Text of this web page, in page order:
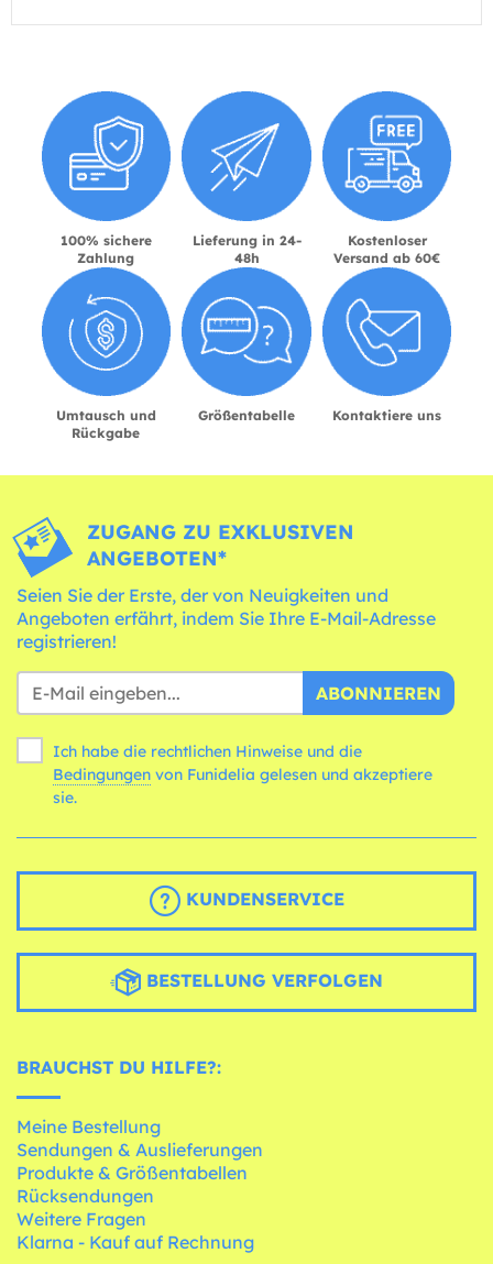
100% sichere
Zahlung
Lieferung in 24-
48h
Kostenloser
Versand ab 60€
Umtausch und
Rückgabe
Größentabelle Kontaktiere uns
ZUGANG ZU EXKLUSIVEN
ANGEBOTEN*
Seien Sie der Erste, der von Neuigkeiten und
Angeboten erfährt, indem Sie Ihre E-Mail-Adresse
registrieren!
ABONNIEREN
Ich habe die rechtlichen Hinweise und die
Bedingungen
sie.
KUNDENSERVICE
BESTELLUNG VERFOLGEN
BRAUCHST DU HILFE?:
Meine Bestellung
Sendungen & Auslieferungen
Produkte & Größentabellen
Rücksendungen
Weitere Fragen
Klarna - Kauf auf Rechnung